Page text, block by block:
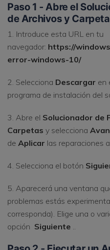
Paso 1 - Abre el
de Archivos y
1. Introduce esta URL en tu
navegador: https://
error-windows-10/
2. Selecciona Descargar en
programa de instalación del
3. Abre el Solucionador de
Carpetas y selecciona
de Aplicar las reparaciones
4. Selecciona el botón
5. Aparecerá una ventana
problemas estás
corresponda). Elige una o
opción Siguiente ..